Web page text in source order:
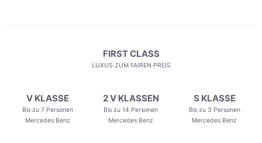
FIRST CLASS
LUXUS ZUM FAIREN PREIS
V KLASSE
Bis zu 7 Personen
Mercedes Benz
2 V KLASSEN
Bis zu 14 Personen
Mercedes Benz
S KLASSE
Bis zu 3 Personen
Mercedes Benz